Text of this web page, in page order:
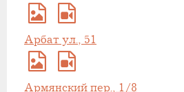
Арбат ул., 51
Армянский пер., 1/8